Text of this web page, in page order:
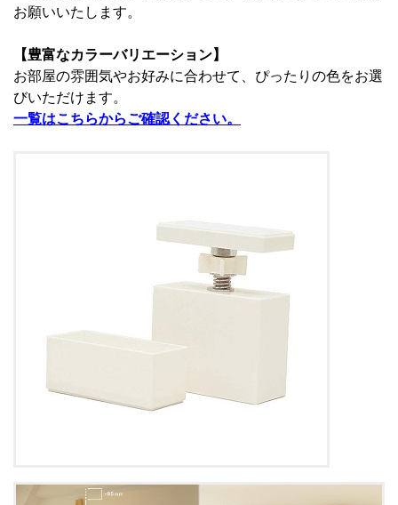
お願いいたします。
【豊富なカラーバリエーション】
お部屋の雰囲気やお好みに合わせて、ぴったりの色をお選
びいただけます。
一覧はこちらからご確認ください。